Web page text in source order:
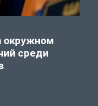
окружном
среди